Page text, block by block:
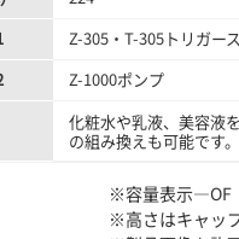
Z-305・T-305トリガー
Z-1000ポンプ
化粧水や乳液、美容液
の組み換えも可能です。
※容量表示―OF
※高さはキャッ